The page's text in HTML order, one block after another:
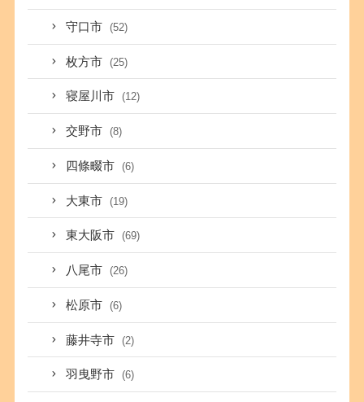
守口市 (52)
枚方市 (25)
寝屋川市 (12)
交野市 (8)
四條畷市 (6)
大東市 (19)
東大阪市 (69)
八尾市 (26)
松原市 (6)
藤井寺市 (2)
羽曳野市 (6)